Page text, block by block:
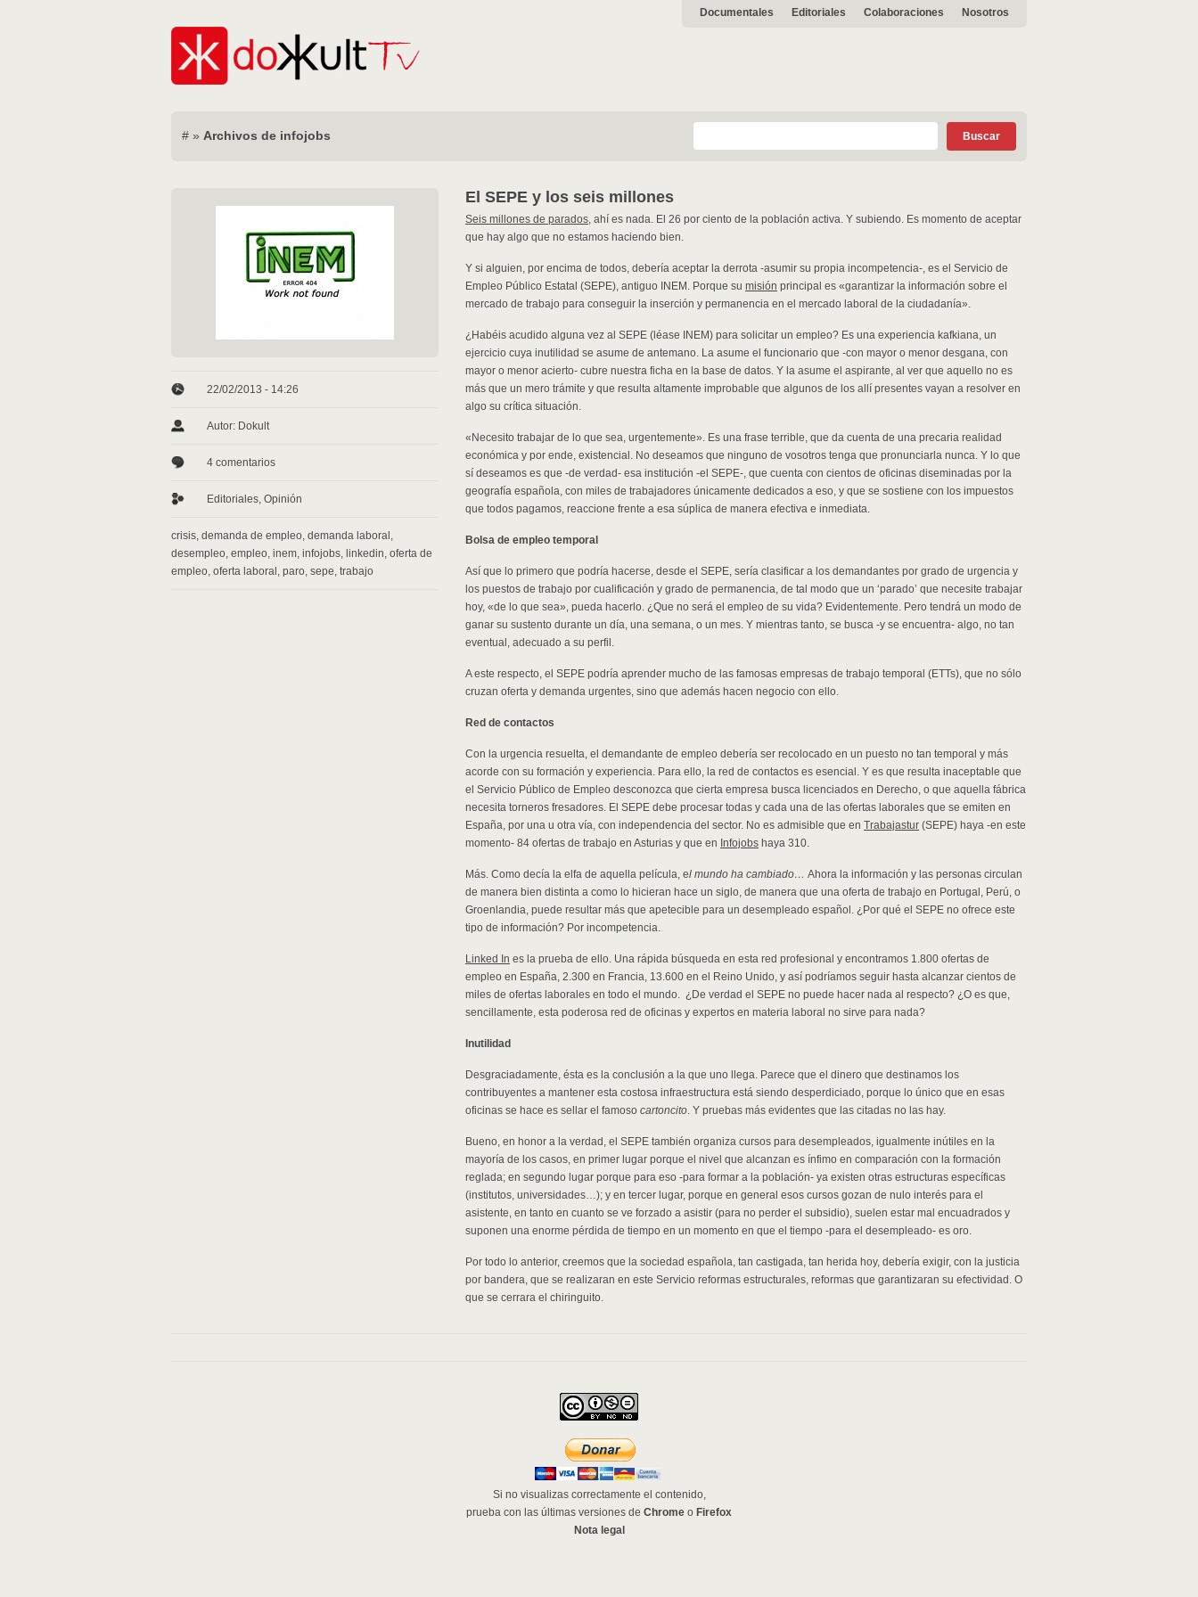
Documentales Editoriales Colaboraciones Nosotros
# » Archivos de infojobs
22/02/2013 - 14:26
Autor: Dokult
4 comentarios
Editoriales, Opinión
crisis, demanda de empleo, demanda laboral ,
desempleo, empleo, inem, infojobs, linkedin, oferta de
empleo, oferta laboral , paro, sepe, trabajo
El SEPE y los seis millones
Seis millones de parados, ahí es nada. El 26 por ciento de la población activa. Y subiendo. Es momento de aceptar
que hay algo que no estamos haciendo bien.
Y si alguien, por encima de todos, debería aceptar la derrota -asumir su propia incompetencia-, es el Servicio de
Empleo Público Estatal (SEPE), antiguo INEM. Porque su misión principal es «garantizar la información sobre el
mercado de trabajo para conseguir la inserción y permanencia en el mercado laboral de la ciudadanía».
¿Habéis acudido alguna vez al SEPE (léase INEM) para solicitar un empleo? Es una experiencia kafkiana, un
ejercicio cuya inutilidad se asume de antemano. La asume el funcionario que -con mayor o menor desgana, con
mayor o menor acierto- cubre nuestra ficha en la base de datos. Y la asume el aspirante, al ver que aquello no es
más que un mero trámite y que resulta altamente improbable que algunos de los allí presentes vayan a resolver en
algo su crítica situación.
«Necesito trabajar de lo que sea, urgentemente». Es una frase terrible, que da cuenta de una precaria realidad
económica y por ende, existencial. No deseamos que ninguno de vosotros tenga que pronunciarla nunca. Y lo que
sí deseamos es que -de verdad- esa institución -el SEPE-, que cuenta con cientos de oficinas diseminadas por la
geografía española, con miles de trabajadores únicamente dedicados a eso, y que se sostiene con los impuestos
que todos pagamos, reaccione frente a esa súplica de manera efectiva e inmediata.
Bolsa de empleo temporal
Así que lo primero que podría hacerse, desde el SEPE, sería clasificar a los demandantes por grado de urgencia y
los puestos de trabajo por cualificación y grado de permanencia, de tal modo que un ‘parado’ que necesite trabajar
hoy, «de lo que sea», pueda hacerlo. ¿Que no será el empleo de su vida? Evidentemente. Pero tendrá un modo de
ganar su sustento durante un día, una semana, o un mes. Y mientras tanto, se busca -y se encuentra- algo, no tan
eventual, adecuado a su perfil.
A este respecto, el SEPE podría aprender mucho de las famosas empresas de trabajo temporal (ETTs), que no sólo
cruzan oferta y demanda urgentes, sino que además hacen negocio con ello.
Red de contactos
Con la urgencia resuelta, el demandante de empleo debería ser recolocado en un puesto no tan temporal y más
acorde con su formación y experiencia. Para ello, la red de contactos es esencial. Y es que resulta inaceptable que
el Servicio Público de Empleo desconozca que cierta empresa busca licenciados en Derecho, o que aquella fábrica
necesita torneros fresadores. El SEPE debe procesar todas y cada una de las ofertas laborales que se emiten en
España, por una u otra vía, con independencia del sector. No es admisible que en Trabajastur (SEPE) haya -en este
momento- 84 ofertas de trabajo en Asturias y que en Infojobs haya 310.
Más. Como decía la elfa de aquella película, el mundo ha cambiado… Ahora la información y las personas circulan
de manera bien distinta a como lo hicieran hace un siglo, de manera que una oferta de trabajo en Portugal, Perú, o
Groenlandia, puede resultar más que apetecible para un desempleado español. ¿Por qué el SEPE no ofrece este
tipo de información? Por incompetencia.
Linked In es la prueba de ello. Una rápida búsqueda en esta red profesional y encontramos 1.800 ofertas de
empleo en España, 2.300 en Francia, 13.600 en el Reino Unido, y así podríamos seguir hasta alcanzar cientos de
miles de ofertas laborales en todo el mundo. ¿De verdad el SEPE no puede hacer nada al respecto? ¿O es que,
sencillamente, esta poderosa red de oficinas y expertos en materia laboral no sirve para nada?
Inutilidad
Desgraciadamente, ésta es la conclusión a la que uno llega. Parece que el dinero que destinamos los
contribuyentes a mantener esta costosa infraestructura está siendo desperdiciado, porque lo único que en esas
oficinas se hace es sellar el famoso cartoncito. Y pruebas más evidentes que las citadas no las hay.
Bueno, en honor a la verdad, el SEPE también organiza cursos para desempleados, igualmente inútiles en la
mayoría de los casos, en primer lugar porque el nivel que alcanzan es ínfimo en comparación con la formación
reglada; en segundo lugar porque para eso -para formar a la población- ya existen otras estructuras específicas
(institutos, universidades…); y en tercer lugar, porque en general esos cursos gozan de nulo interés para el
asistente, en tanto en cuanto se ve forzado a asistir (para no perder el subsidio), suelen estar mal encuadrados y
suponen una enorme pérdida de tiempo en un momento en que el tiempo -para el desempleado- es oro.
Por todo lo anterior, creemos que la sociedad española, tan castigada, tan herida hoy, debería exigir, con la justicia
por bandera, que se realizaran en este Servicio reformas estructurales, reformas que garantizaran su efectividad. O
que se cerrara el chiringuito.
Si no visualizas correctamente el contenido,
prueba con las últimas versiones de Chrome o Firefox
Nota legal